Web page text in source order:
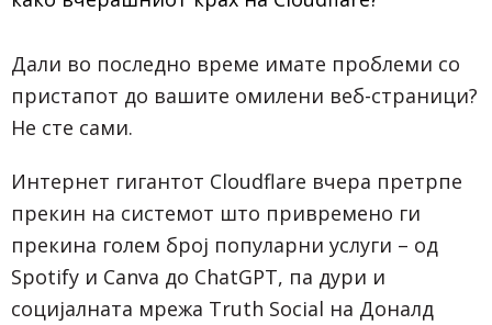
Дали во последно време имате проблеми со
пристапот до вашите омилени веб-страници?
Не сте сами.
Интернет гигантот Cloudflare вчера претрпе
прекин на системот што привремено ги
прекина голем број популарни услуги – од
Spotify и Canva до ChatGPT, па дури и
социјалната мрежа Truth Social на Доналд